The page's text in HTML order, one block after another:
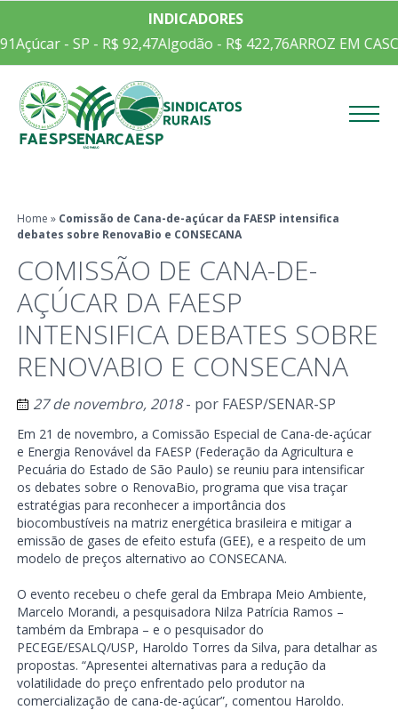
INDICADORES
Açúcar - SP - R$ 92,47Algodão - R$ 422,76ARROZ EM
Home » Comissão de Cana-de-açúcar da FAESP intensifica
debates sobre RenovaBio e CONSECANA
COMISSÃO DE CANA-DE-
AÇÚCAR DA FAESP
INTENSIFICA DEBATES SOBRE
RENOVABIO E CONSECANA
27 de novembro, 2018- por FAESP/SENAR-SP
Em 21 de novembro, a Comissão Especial de Cana-de-açúcar
e Energia Renovável da FAESP (Federação da Agricultura e
Pecuária do Estado de São Paulo) se reuniu para intensificar
os debates sobre o RenovaBio, programa que visa traçar
estratégias para reconhecer a importância dos
biocombustíveis na matriz energética brasileira e mitigar a
emissão de gases de efeito estufa (GEE), e a respeito de um
modelo de preços alternativo ao CONSECANA.
O evento recebeu o chefe geral da Embrapa Meio Ambiente,
Marcelo Morandi, a pesquisadora Nilza Patrícia Ramos –
também da Embrapa – e o pesquisador do
PECEGE/ESALQ/USP, Haroldo Torres da Silva, para detalhar as
propostas. “Apresentei alternativas para a redução da
volatilidade do preço enfrentado pelo produtor na
comercialização de cana-de-açúcar”, comentou Haroldo.